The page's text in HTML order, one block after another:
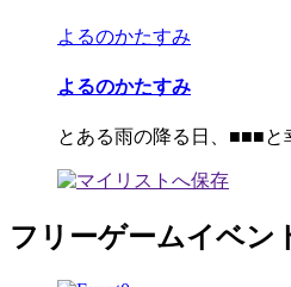
よるのかたすみ
よるのかたすみ
とある雨の降る日、■■■と
フリーゲームイベン